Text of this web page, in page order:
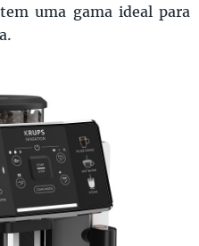
uma gama ideal para